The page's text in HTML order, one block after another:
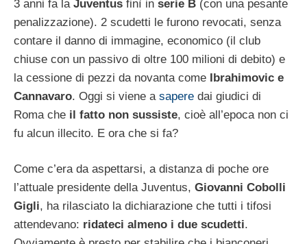
3 anni fa la Juventus finì in serie B (con una pesante
penalizzazione). 2 scudetti le furono revocati, senza
contare il danno di immagine, economico (il club
chiuse con un passivo di oltre 100 milioni di debito) e
la cessione di pezzi da novanta come Ibrahimovic e
Cannavaro. Oggi si viene a sapere dai giudici di
Roma che il fatto non sussiste, cioè all’epoca non ci
fu alcun illecito. E ora che si fa?
Come c’era da aspettarsi, a distanza di poche ore
l’attuale presidente della Juventus, Giovanni Cobolli
Gigli, ha rilasciato la dichiarazione che tutti i tifosi
attendevano: ridateci almeno i due scudetti.